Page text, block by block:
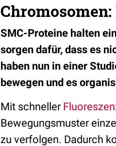
SMC-Proteine halten
sorgen dafür, dass es
haben nun in einer
bewegen und es
Mit schneller
Bewegungsmuster
zu verfolgen. Dadurch